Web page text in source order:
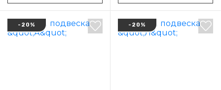
-20% -20%